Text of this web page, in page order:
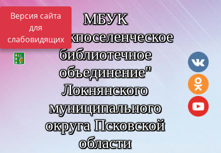
Версия сайта
для
слабовидящих
МБУК
"Межпоселенческое
библиотечное
объединение"
Локнянского
муниципального
округа Псковской
области